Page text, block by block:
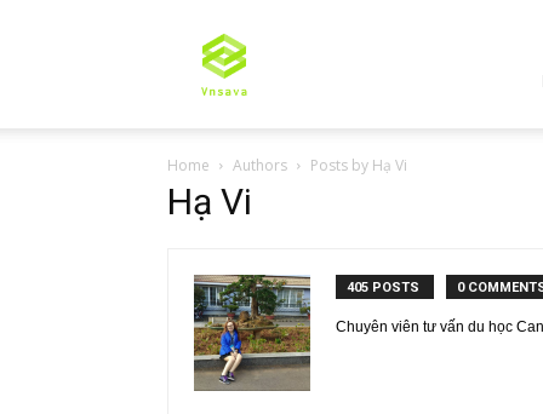
du
Home Authors Posts by Hạ Vi
Hạ Vi
405 POSTS 0
Chuyên viên tư vấn du học